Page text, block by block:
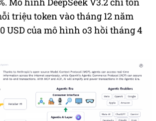
triệu token vào tháng 12 năm
USD của mô hình o3 hồi tháng 4